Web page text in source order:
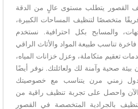
القصور يتطلب مستوى عالٍ من الدقة
متخصصًا لتنظيف المساحات الكبيرة،
والمسابح بكل احترافية. نستخدم
تناسب طبيعة المواد والأثاث الراقي
تعقيم متكاملة، وعزل خزانات المياه،
صحية وآمنة لك ولعائلتك. نوفر أيضًا
زمني مرن يتناسب مع خصوصيتك
واحصل على تجربة تنظيف راقية من
بالجرادية المتخصصة في القصور